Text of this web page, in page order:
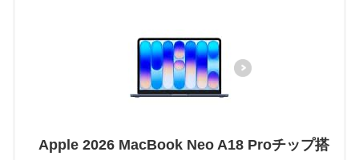
Apple 2026 MacBook Neo A18 Proチップ搭